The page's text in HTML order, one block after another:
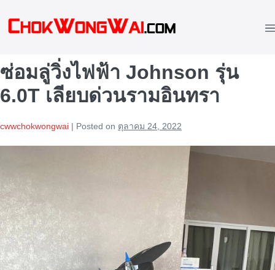
ซ่อมลู่วิ่งไฟฟ้า Johnson รุ่น
6.0T เลียบด่วนรามอินทรา
cwwchokwongwai | Posted on ตุลาคม 24, 2022